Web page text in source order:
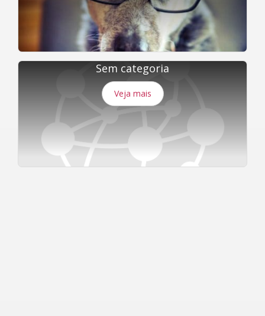
Sem categoria
Veja mais